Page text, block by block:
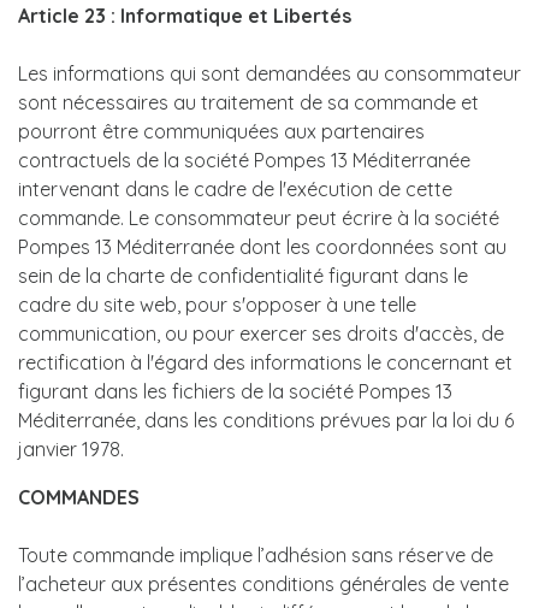
Article 23 : Informatique et Libertés
Les informations qui sont demandées au consommateur
sont nécessaires au traitement de sa commande et
pourront être communiquées aux partenaires
contractuels de la société Pompes 13 Méditerranée
intervenant dans le cadre de l'exécution de cette
commande. Le consommateur peut écrire à la société
Pompes 13 Méditerranée dont les coordonnées sont au
sein de la charte de confidentialité figurant dans le
cadre du site web, pour s'opposer à une telle
communication, ou pour exercer ses droits d'accès, de
rectification à l'égard des informations le concernant et
figurant dans les fichiers de la société Pompes 13
Méditerranée, dans les conditions prévues par la loi du 6
janvier 1978.
COMMANDES
Toute commande implique l’adhésion sans réserve de
l’acheteur aux présentes conditions générales de vente